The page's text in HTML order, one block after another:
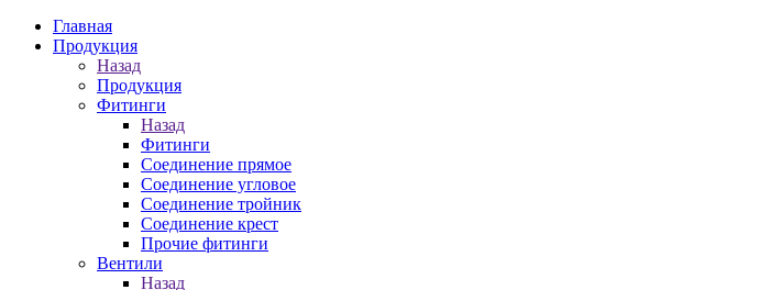
Главная
Продукция
Назад
Продукция
Фитинги
Назад
Фитинги
Соединение прямое
Соединение угловое
Соединение тройник
Соединение крест
Прочие фитинги
Вентили
Назад